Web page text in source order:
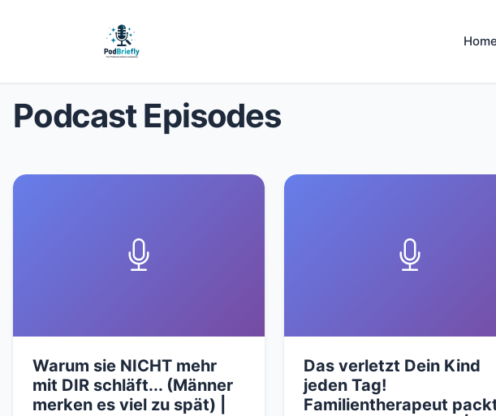
Home
Podcast Episodes
Warum sie NICHT mehr
mit DIR schläft... (Männer
merken es viel zu spät) |
Das verletzt Dein Kind
jeden Tag!
Familientherapeut